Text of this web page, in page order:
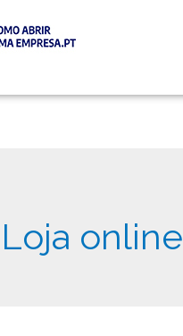
Loja online